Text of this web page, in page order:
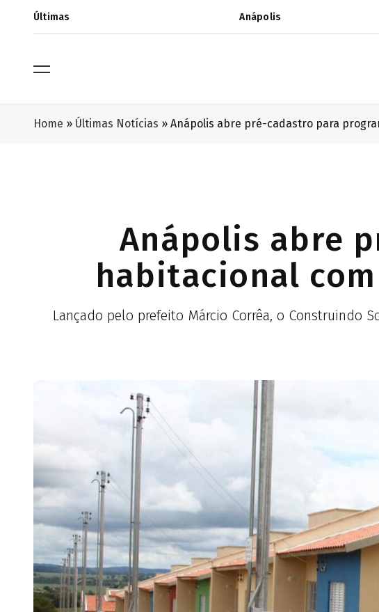
Últimas Anápolis
Home » Últimas Notícias » Anápolis abre pré-cadastro para
Anápolis abre
habitacional
Lançado pelo prefeito Márcio Corrêa, o Construindo